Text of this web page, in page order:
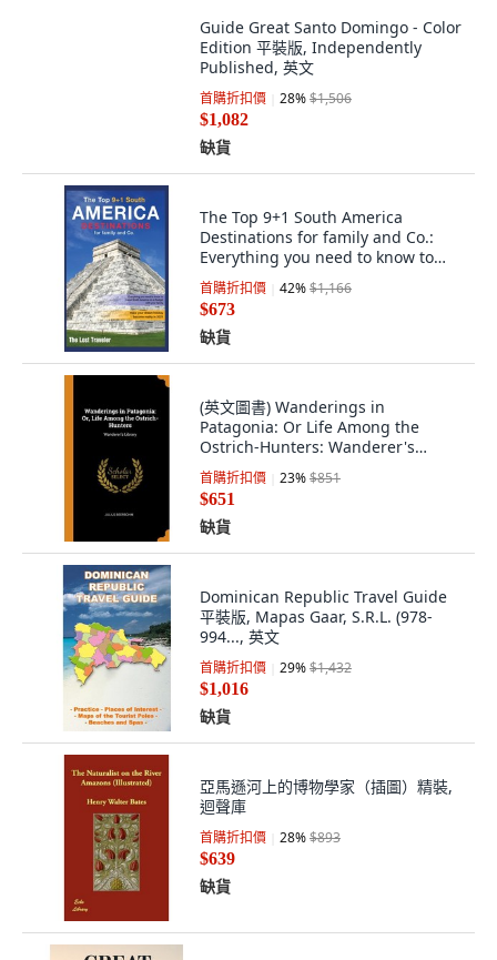
Guide Great Santo Domingo - Color
Edition 平裝版, Independently
Published, 英文
首購折扣價 28%$1,506
$1,082
缺貨
The Top 9+1 South America
Destinations for family and Co.:
Everything you need to know to
travel Sou... 精裝版, Sonia
Gianfranceschi, 英文
首購折扣價 42%$1,166
$673
缺貨
(英文圖書) Wanderings in
Patagonia: Or Life Among the
Ostrich-Hunters: Wanderer's
文
首購折扣價 23%$851
$651
缺貨
Dominican Republic Travel Guide
平裝版, Mapas Gaar, S.R.L. (978-
994..., 英文
首購折扣價 29%$1,432
$1,016
缺貨
亞馬遜河上的博物學家（插圖）精裝,
迴聲庫
首購折扣價 28%$893
$639
缺貨